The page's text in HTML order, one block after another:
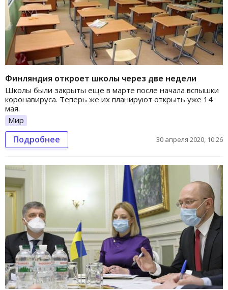
Финляндия откроет школы через две недели
Школы были закрыты еще в марте после начала вспышки
коронавируса. Теперь же их планируют открыть уже 14
мая.
Мир
Подробнее 30 апреля 2020, 10:26